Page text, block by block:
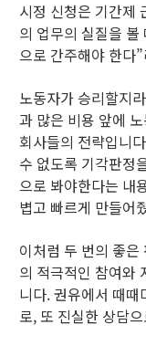
시정 신청은 기간제
의 업무의 실질을
으로 간주해야 한다
노동자가 승리할지
과 많은 비용 앞에
회사들의 전략입니
수 없도록 기각판정
으로 봐야한다는 내
볍고 빠르게 만들어
이처럼 두 번의 좋
의 적극적인 참여와
니다. 권유에서 때
로, 또 진실한 상담